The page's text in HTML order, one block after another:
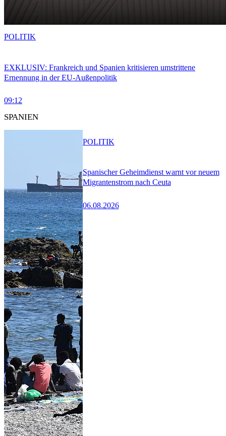
EXKLUSIV: Frankreich und Spanien kritisieren umstrittene
Ernennung in der EU-Außenpolitik
09:12
POLITIK
SPANIEN
Spanischer Geheimdienst warnt vor neuem
Migrantenstrom nach Ceuta
06.08.2026
POLITIK